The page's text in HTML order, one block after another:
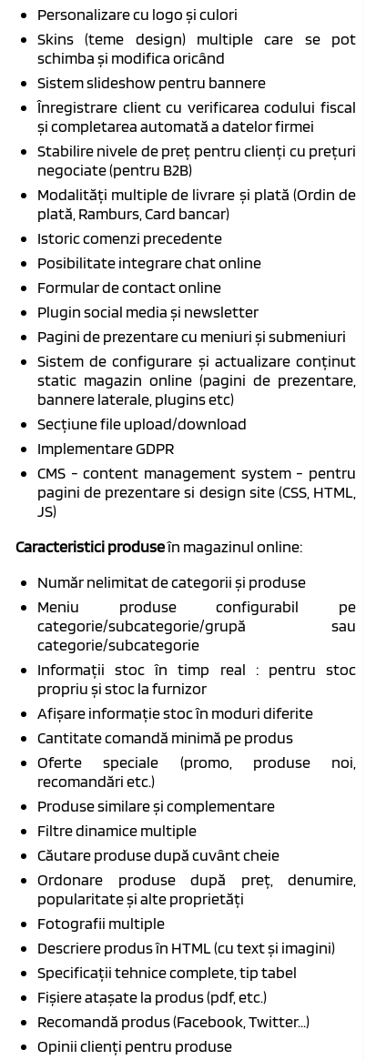
Personalizare cu logo și culori
Skins (teme design) multiple care se pot
schimba și modifica oricând
Sistem slideshow pentru bannere
Înregistrare client cu verificarea codului fiscal
și completarea automată a datelor firmei
Stabilire nivele de preț pentru clienți cu prețuri
negociate (pentru B2B)
Modalități multiple de livrare și plată (Ordin de
plată, Ramburs, Card bancar)
Istoric comenzi precedente
Posibilitate integrare chat online
Formular de contact online
Plugin social media și newsletter
Pagini de prezentare cu meniuri și submeniuri
Sistem de configurare și actualizare conținut
static magazin online (pagini de prezentare,
bannere laterale, plugins etc)
Secțiune file upload/download
Implementare GDPR
CMS - content management system - pentru
pagini de prezentare si design site (CSS, HTML,
JS)
Caracteristici produseîn magazinul online:
Număr nelimitat de categorii și produse
Meniu produse configurabil pe
categorie/subcategorie/grupă sau
categorie/subcategorie
Informații stoc în timp real : pentru stoc
propriu și stoc la furnizor
Afișare informație stoc în moduri diferite
Cantitate comandă minimă pe produs
Oferte speciale (promo, produse noi,
recomandări etc.)
Produse similare și complementare
Filtre dinamice multiple
Căutare produse după cuvânt cheie
Ordonare produse după preț, denumire,
popularitate și alte proprietăți
Fotografii multiple
Descriere produs în HTML (cu text și imagini)
Specificații tehnice complete, tip tabel
Fișiere atașate la produs (pdf, etc.)
Recomandă produs (Facebook, Twitter...)
Opinii clienți pentru produse